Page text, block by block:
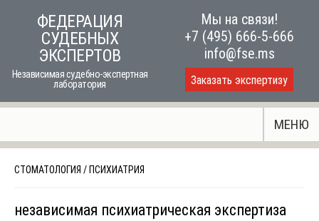
ФЕДЕРАЦИЯ
СУДЕБНЫХ
ЭКСПЕРТОВ
Независимая судебно-экспертная
лаборатория
Мы на связи!
+7 (495) 666-5-666
info@fse.ms
Заказать экспертизу
МЕНЮ
СТОМАТОЛОГИЯ / ПСИХИАТРИЯ
независимая психиатрическая экспертиза